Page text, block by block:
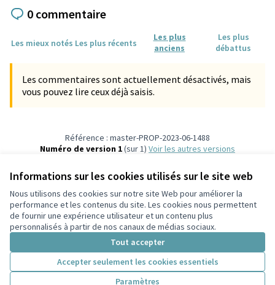
Informations sur les cookies utilisés sur le site web
Nous utilisons des cookies sur notre site Web pour améliorer la
performance et les contenus du site. Les cookies nous permettent
de fournir une expérience utilisateur et un contenu plus
personnalisés à partir de nos canaux de médias sociaux.
Tout accepter
Accepter seulement les cookies essentiels
Paramètres
0 commentaire
Les mieux notés Les plus récents
Les plus
anciens
Les plus
débattus
Les commentaires sont actuellement désactivés, mais
vous pouvez lire ceux déjà saisis.
Référence : master-PROP-2023-06-1488
Numéro de version 1(sur 1)
voir les autres versions
Conditions d'utilisation
Paramètres des cookies
Participez Villeurbanne sur X
(Lien externe)
Participez Villeurbanne sur Facebook
Participez Villeurbanne sur Instagram
Participez Villeurbanne sur YouTube
(Lien externe)
Licence
(Lien